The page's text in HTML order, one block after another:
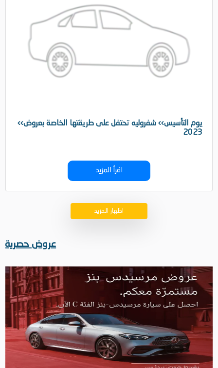
‹‹يوم التأسيس›› شفروليه تحتفل على طريقتها الخاصة بعروض
2023
اقرأ المزيد
اظهار المزيد
عروض حصرية